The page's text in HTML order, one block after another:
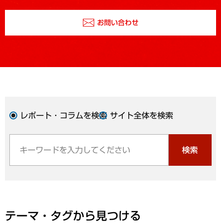
お問い合わせ
レポート・コラムを検索 サイト全体を検索
検索
テーマ・タグから見つける